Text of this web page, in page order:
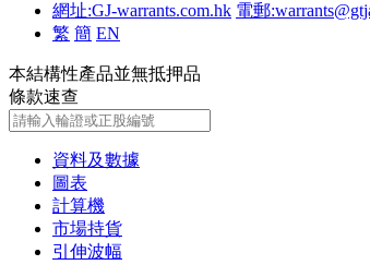
網址:GJ-warrants.com.hk 電郵
繁 簡 EN
本結構性產品並無抵押品
條款速查
資料及數據
圖表
計算機
市場持貨
引伸波幅